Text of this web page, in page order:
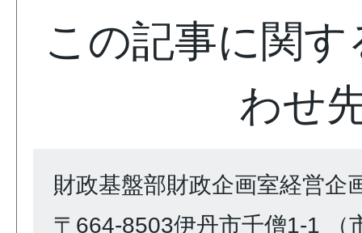
この記事に関
わせ
財政基盤部財政企画室経営企
〒664-8503伊丹市千僧1-1 （